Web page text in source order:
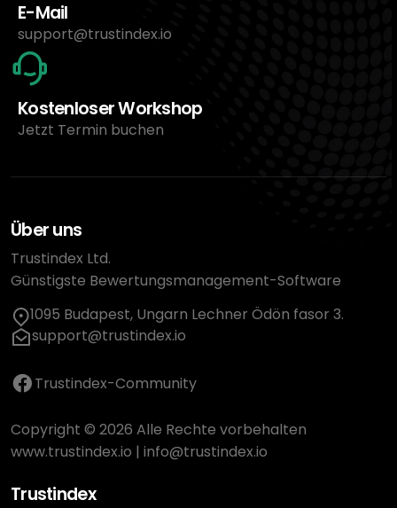
E-Mail
support@trustindex.io
Kostenloser Workshop
Jetzt Termin buchen
Über uns
Trustindex Ltd.
Günstigste Bewertungsmanagement-Software
1095 Budapest, Ungarn Lechner Ödön fasor 3.
support@trustindex.io
Trustindex-Community
Copyright © 2026 Alle Rechte vorbehalten
www.trustindex.io | info@trustindex.io
Trustindex